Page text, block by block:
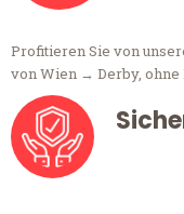
Profitieren Sie von
von Wien → Derby, ohne